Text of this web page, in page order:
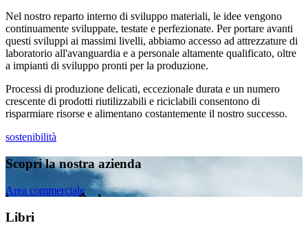
Nel nostro reparto interno di sviluppo materiali, le idee vengono
continuamente sviluppate, testate e perfezionate. Per portare avanti
questi sviluppi ai massimi livelli, abbiamo accesso ad attrezzature di
laboratorio all'avanguardia e a personale altamente qualificato, oltre
a impianti di sviluppo pronti per la produzione.
Processi di produzione delicati, eccezionale durata e un numero
crescente di prodotti riutilizzabili e riciclabili consentono di
risparmiare risorse e alimentano costantemente il nostro successo.
sostenibilità
Scopri la nostra azienda
Area commerciale
Libri